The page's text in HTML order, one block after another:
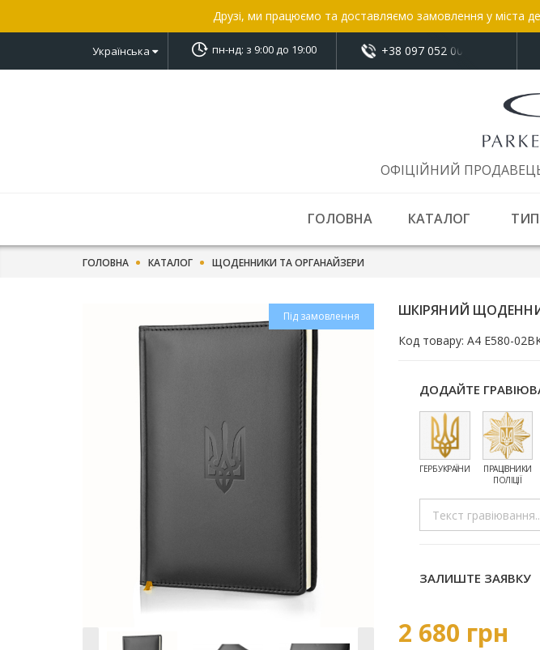
Друзі, ми працюємо та доставляємо замовлення у міста
Українська пн-нд: з 9:00 до 19:00 +38 097 052 00 52
показати номер
ОФІЦІЙНИЙ ПРОДАВЕЦЬ
ГОЛОВНА КАТАЛОГ
ГОЛОВНА КАТАЛОГ ЩОДЕННИКИ ТА ОРГАНАЙЗЕРИ
Під замовлення ШКІРЯНИЙ ЩОДЕННИК
Код товару: A4 E580-
ДОДАЙТЕ
ГЕРБ УКРАЇНИ
ПРАЦІВНИКИ
ПОЛІЦІЇ
ЗАЛИШТЕ ЗАЯВКУ
2 680 грн